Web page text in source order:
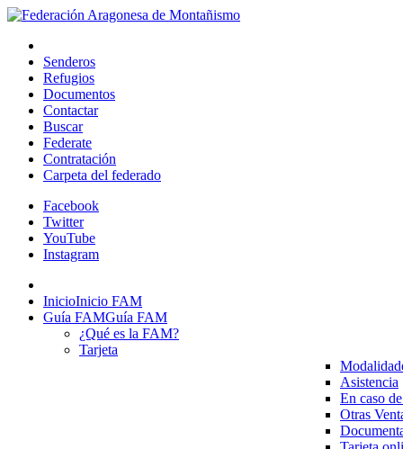
Senderos
Refugios
Documentos
Contactar
Buscar
Federate
Contratación
Carpeta del federado
Facebook
Twitter
YouTube
Instagram
InicioInicio FAM
Guía FAMGuía FAM
¿Qué es la FAM?
Tarjeta
Asistencia
En caso
Otras